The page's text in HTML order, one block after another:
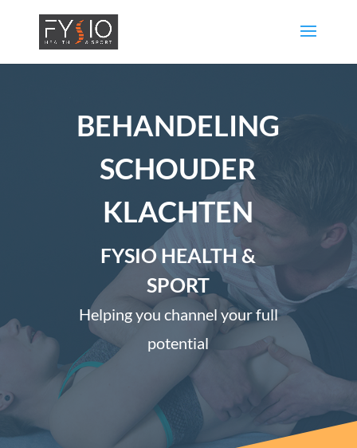
BEHANDELING
SCHOUDER
KLACHTEN
FYSIO HEALTH &
SPORT
Helping you channel your full
potential